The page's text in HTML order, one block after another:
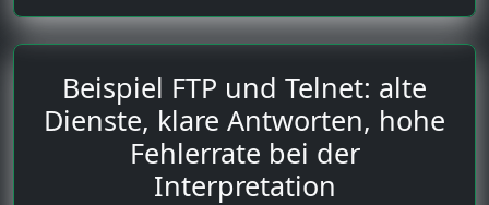
Beispiel FTP und Telnet: alte
Dienste, klare Antworten, hohe
Fehlerrate bei der
Interpretation